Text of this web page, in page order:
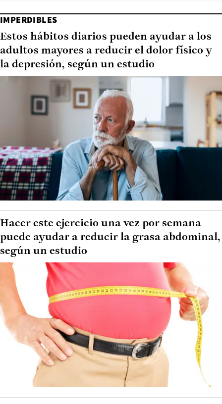
IMPERDIBLES
Estos hábitos diarios pueden ayudar a los
adultos mayores a reducir el dolor físico y
la depresión, según un estudio
Hacer este ejercicio una vez por semana
puede ayudar a reducir la grasa abdominal,
según un estudio